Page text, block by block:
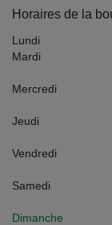
Horaires de la
Lundi
Mardi
Mercredi
Jeudi
Vendredi
Samedi
Dimanche